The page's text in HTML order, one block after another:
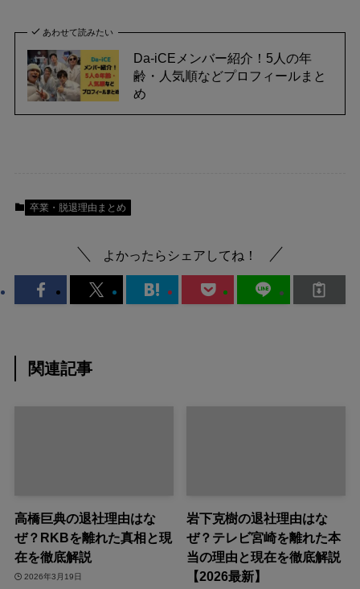
あわせて読みたい
Da-iCEメンバー紹介！5人の年
齢・人気順などプロフィールまと
め
卒業・脱退理由まとめ
よかったらシェアしてね！
関連記事
高橋巨典の退社理由はな
ぜ？RKBを離れた真相と現
在を徹底解説
2026年3月19日
岩下克樹の退社理由はな
ぜ？テレビ宮崎を離れた本
当の理由と現在を徹底解説
【2026最新】